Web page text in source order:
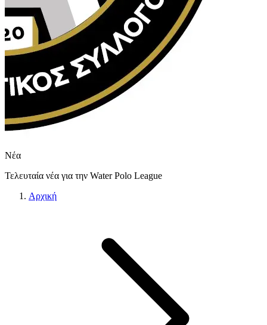
Νέα
Τελευταία νέα για την Water Polo League
Αρχική